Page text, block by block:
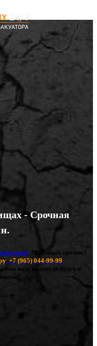
- Срочная
Мытищах срочно?
+7 (965) 044-99-99
наш водитель будет в